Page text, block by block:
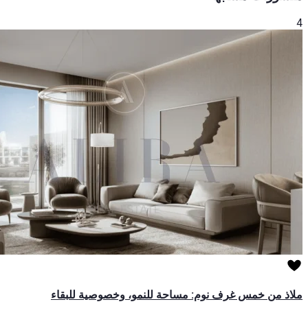
4
ملاذ من خمس غرف نوم: مساحة للنمو، وخصوصية للبقاء